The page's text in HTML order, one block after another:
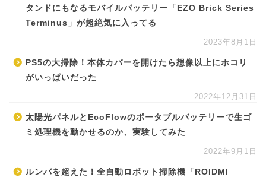
タンドにもなるモバイルバッテリー「EZO Brick Series
Terminus」が超絶気に入ってる
2023年8月1日
PS5の大掃除！本体カバーを開けたら想像以上にホコリ
がいっぱいだった
2022年12月31日
太陽光パネルとEcoFlowのポータブルバッテリーで生ゴ
ミ処理機を動かせるのか、実験してみた
2022年9月1日
ルンバを超えた！全自動ロボット掃除機「ROIDMI